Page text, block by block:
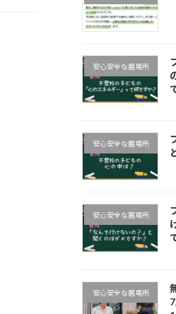
安心安全な居場所
安心安全な居場所
安心安全な居場所
安心安全な居場所